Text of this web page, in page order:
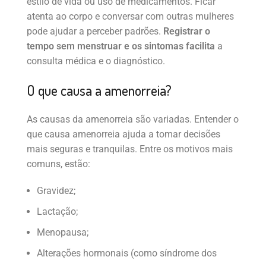
atenta ao corpo e conversar com outras mulheres
pode ajudar a perceber padrões. Registrar o
tempo sem menstruar e os sintomas facilita a
consulta médica e o diagnóstico.
O que causa a amenorreia?
As causas da amenorreia são variadas. Entender o
que causa amenorreia ajuda a tomar decisões
mais seguras e tranquilas. Entre os motivos mais
comuns, estão:
Gravidez;
Lactação;
Menopausa;
Alterações hormonais (como síndrome dos